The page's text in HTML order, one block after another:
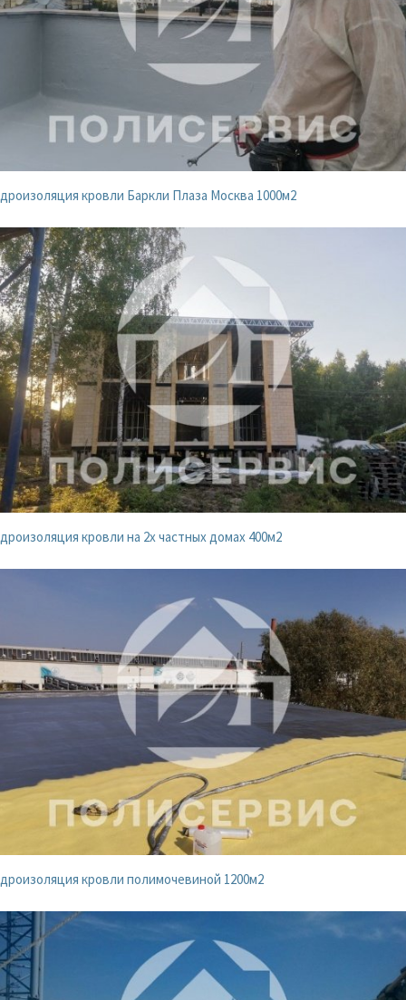
кровли Баркли Плаза Москва 1000м2
кровли на 2х частных домах 400м2
кровли полимочевиной 1200м2